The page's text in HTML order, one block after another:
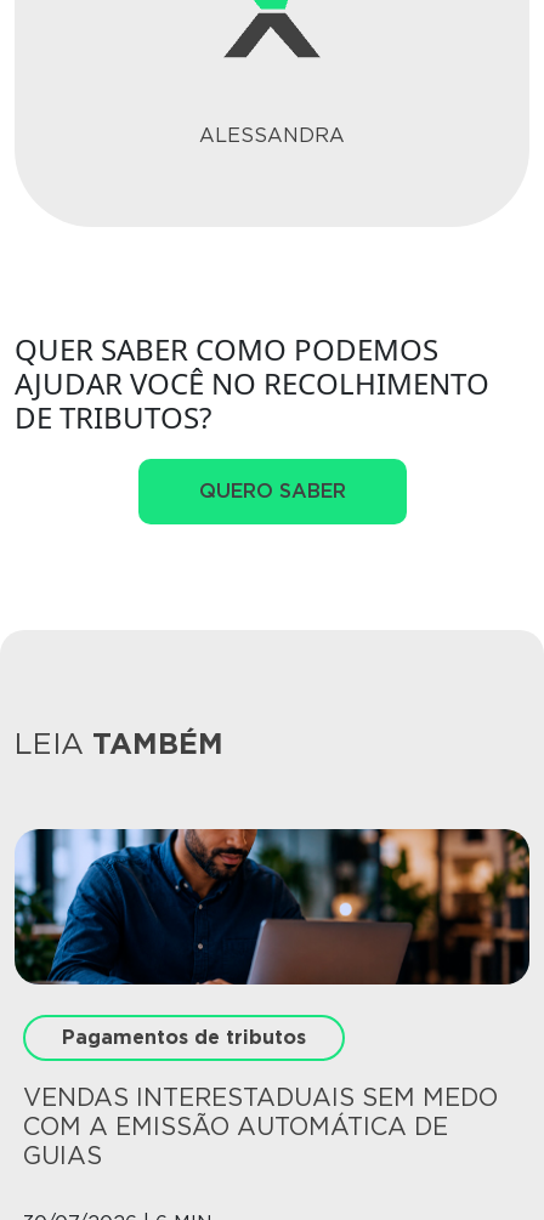
ALESSANDRA
QUER SABER COMO PODEMOS
AJUDAR VOCÊ NO RECOLHIMENTO
DE TRIBUTOS?
QUERO SABER
LEIA TAMBÉM
Pagamentos de tributos
VENDAS INTERESTADUAIS SEM MEDO
COM A EMISSÃO AUTOMÁTICA DE
GUIAS